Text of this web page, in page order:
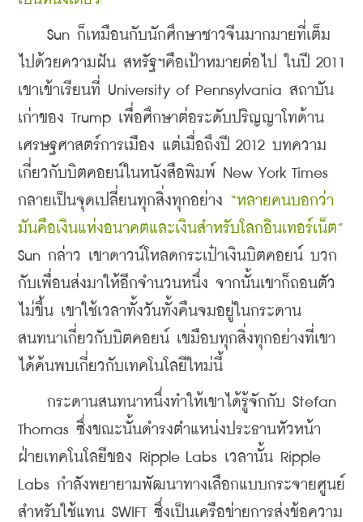
Sun ก็เหมือนกับนักศึกษาชาวจีนมากมายที่เต็ม
ไปด้วยความฝัน สหรัฐฯคือเป้าหมายต่อไป ในปี 2011
เขาเข้าเรียนที่ University of Pennsylvania สถาบัน
เก่าของ Trump เพื่อศึกษาต่อระดับปริญญาโทด้าน
เศรษฐศาสตร์การเมือง แต่เมื่อถึงปี 2012 บทความ
เกี่ยวกับบิตคอยน์ในหนังสือพิมพ์ New York Times
กลายเป็นจุดเปลี่ยนทุกสิ่งทุกอย่าง “หลายคนบอกว่า
มันคือเงินแห่งอนาคตและเงินสำหรับโลกอินเทอร์เน็ต”
Sun กล่าว เขาดาวน์โหลดกระเป๋าเงินบิตคอยน์ บวก
กับเพื่อนส่งมาให้อีกจำนวนหนึ่ง จากนั้นเขาก็ถอนตัว
ไม่ขึ้น เขาใช้เวลาทั้งวันทั้งคืนจมอยู่ในกระดาน
สนทนาเกี่ยวกับบิตคอยน์ เขมือบทุกสิ่งทุกอย่างที่เขา
ได้ค้นพบเกี่ยวกับเทคโนโลยีใหม่นี้
กระดานสนทนาหนึ่งทำให้เขาได้รู้จักกับ Stefan
Thomas ซึ่งขณะนั้นดำรงตำแหน่งประธานหัวหน้า
ฝ่ายเทคโนโลยีของ Ripple Labs เวลานั้น Ripple
Labs กำลังพยายามพัฒนาทางเลือกแบบกระจายศูนย์
สำหรับใช้แทน SWIFT ซึ่งเป็นเครือข่ายการส่งข้อความ